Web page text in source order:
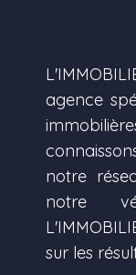
agence
notre
notre
sur les